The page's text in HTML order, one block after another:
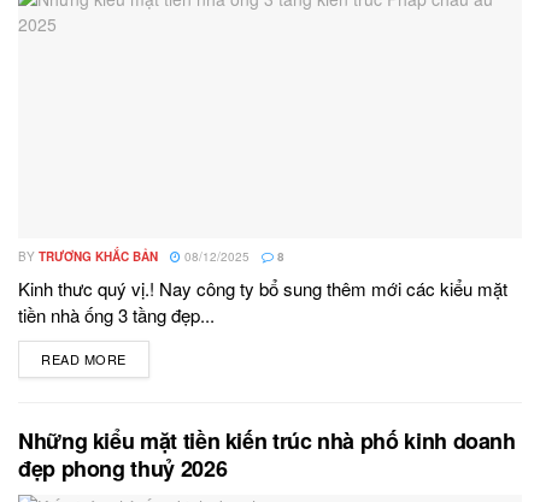
BY TRƯƠNG KHẮC BẢN 08/12/2025 8
Kinh thưc quý vị.! Nay công ty bổ sung thêm mới các kiểu mặt
tiền nhà ống 3 tầng đẹp...
READ MORE
Những kiểu mặt tiền kiến trúc nhà phố kinh doanh
đẹp phong thuỷ 2026